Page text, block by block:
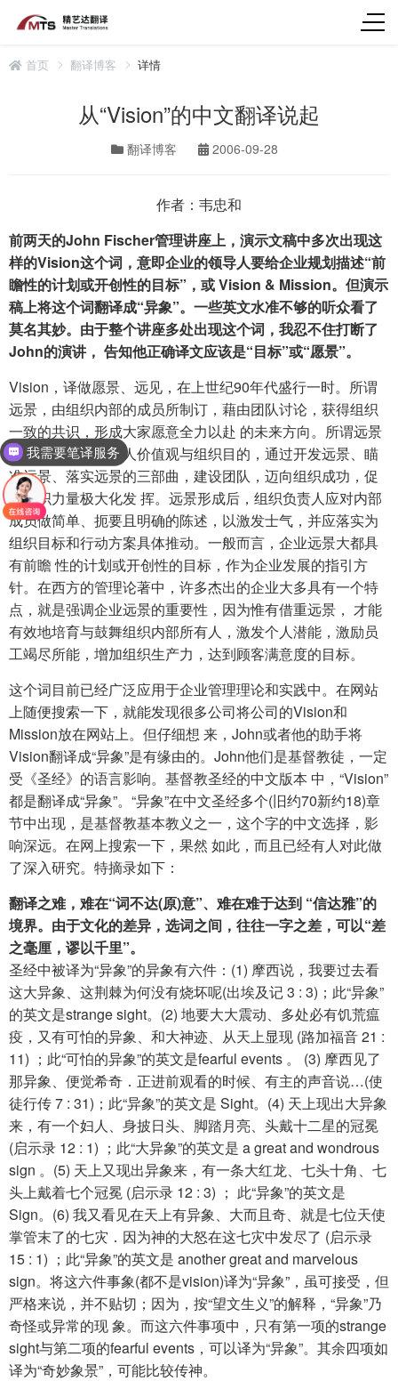
首页 翻译博客 详情
从“Vision”的中文翻译说起
翻译博客 2006-09-28
作者：韦忠和
前两天的John Fischer管理讲座上，演示文稿中多次出现这
样的Vision这个词，意即企业的领导人要给企业规划描述“前
瞻性的计划或开创性的目标”，或 Vision & Mission。但演示
稿上将这个词翻译成“异象”。一些英文水准不够的听众看了
莫名其妙。由于整个讲座多处出现这个词，我忍不住打断了
John的演讲， 告知他正确译文应该是“目标”或“愿景”。
Vision，译做愿景、远见，在上世纪90年代盛行一时。所谓
远景，由组织内部的成员所制订，藉由团队讨论，获得组织
一致的共识，形成大家愿意全力以赴 的未来方向。所谓远景
理论，就是结合个人价值观与组织目的，通过开发远景、瞄
准远景、落实远景的三部曲，建设团队，迈向组织成功，促
使组织力量极大化发 挥。远景形成后，组织负责人应对内部
成员做简单、扼要且明确的陈述，以激发士气，并应落实为
组织目标和行动方案具体推动。一般而言，企业远景大都具
有前瞻 性的计划或开创性的目标，作为企业发展的指引方
针。在西方的管理论著中，许多杰出的企业大多具有一个特
点，就是强调企业远景的重要性，因为惟有借重远景， 才能
有效地培育与鼓舞组织内部所有人，激发个人潜能，激励员
工竭尽所能，增加组织生产力，达到顾客满意度的目标。
这个词目前已经广泛应用于企业管理理论和实践中。在网站
上随便搜索一下，就能发现很多公司将公司的Vision和
Mission放在网站上。但仔细想 来，John或者他的助手将
Vision翻译成“异象”是有缘由的。John他们是基督教徒，一定
受《圣经》的语言影响。基督教圣经的中文版本 中，“Vision”
都是翻译成“异象”。“异象”在中文圣经多个(旧约70新约18)章
节中出现，是基督教基本教义之一，这个字的中文选择，影
响深远。在网上搜索一下，果然 如此，而且已经有人对此做
了深入研究。特摘录如下：
翻译之难，难在“词不达(原)意”、难在难于达到 “信达雅”的
境界。由于文化的差异，选词之间，往往一字之差，可以“差
之毫厘，谬以千里”。
圣经中被译为“异象”的异象有六件：(1) 摩西说，我要过去看
这大异象、这荆棘为何没有烧坏呢(出埃及记 3 : 3)；此“异象”
的英文是strange sight。(2) 地要大大震动、多处必有饥荒瘟
疫，又有可怕的异象、和大神迹、从天上显现 (路加福音 21 :
11) ；此“可怕的异象”的英文是fearful events 。 (3) 摩西见了
那异象、便觉希奇．正进前观看的时候、有主的声音说…(使
徒行传 7 : 31)；此“异象”的英文是 Sight。(4) 天上现出大异象
来，有一个妇人、身披日头、脚踏月亮、头戴十二星的冠冕
(启示录 12 : 1) ；此“大异象”的英文是 a great and wondrous
sign 。(5) 天上又现出异象来，有一条大红龙、七头十角、七
头上戴着七个冠冕 (启示录 12 : 3) ； 此“异象”的英文是
Sign。(6) 我又看见在天上有异象、大而且奇、就是七位天使
掌管末了的七灾．因为神的大怒在这七灾中发尽了 (启示录
15 : 1) ；此“异象”的英文是 another great and marvelous
sign。将这六件事象(都不是vision)译为“异象”，虽可接受，但
严格来说，并不贴切；因为，按“望文生义”的解释，“异象”乃
奇怪或异常的现 象。而这六件事项中，只有第一项的strange
sight与第二项的fearful events，可以译为“异象”。其余四项如
译为“奇妙象景”，可能比较传神。
我需要笔译服务